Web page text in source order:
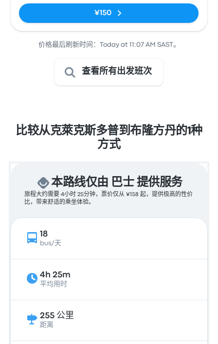
¥150
价格最后刷新时间：Today at 11:07 AM SAST。
查看所有出发班次
比较从克萊克斯多普到布隆方丹的1种
方式
本路线仅由 巴士 提供服务
旅程大约需要 4小时 25分钟，票价仅从 ¥158 起，提供极高的性价
比，带来舒适的乘坐体验。
18
bus/天
4h 25m
平均用时
255 公里
距离